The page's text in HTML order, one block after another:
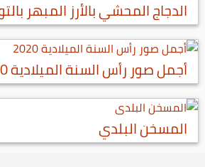
الدجاج المحشي بالأرز المبهر
أجمل صور رأس السنة الميلادية 2020
المسخن البلدي